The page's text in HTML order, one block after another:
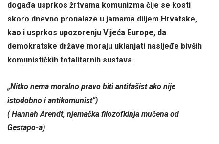
događa usprkos žrtvama komunizma čije se kosti
skoro dnevno pronalaze u jamama diljem Hrvatske,
kao i usprkos upozorenju Vijeća Europe, da
demokratske države moraju uklanjati nasljeđe bivših
komunističkih totalitarnih sustava.
„Nitko nema moralno pravo biti antifašist ako nije
istodobno i antikomunist“)
( Hannah Arendt, njemačka filozofkinja mučena od
Gestapo-a)